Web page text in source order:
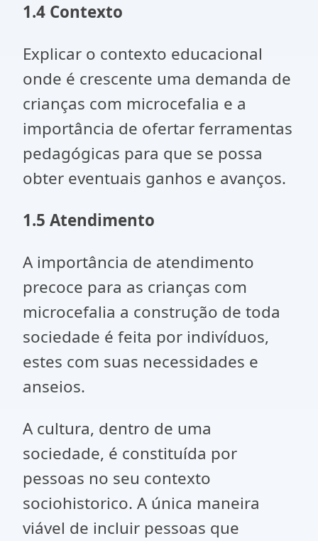
1.4 Contexto
Explicar o contexto educacional
onde é crescente uma demanda de
crianças com microcefalia e a
importância de ofertar ferramentas
pedagógicas para que se possa
obter eventuais ganhos e avanços.
1.5 Atendimento
A importância de atendimento
precoce para as crianças com
microcefalia a construção de toda
sociedade é feita por indivíduos,
estes com suas necessidades e
anseios.
A cultura, dentro de uma
sociedade, é constituída por
pessoas no seu contexto
sociohistorico. A única maneira
viável de incluir pessoas que